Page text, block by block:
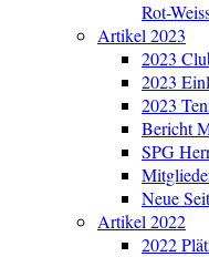
Rot-
Artikel 2023
2023
2023
2023
Bericht
SPG
Neue
Artikel 2022
2022